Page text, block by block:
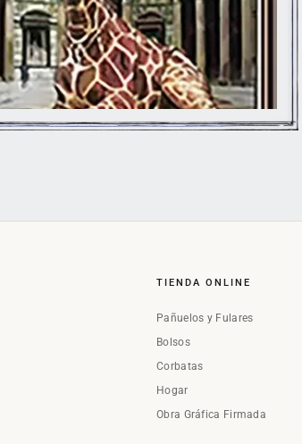
TIENDA ONLINE
Pañuelos y Fulares
Bolsos
Corbatas
Hogar
Obra Gráfica Firmada